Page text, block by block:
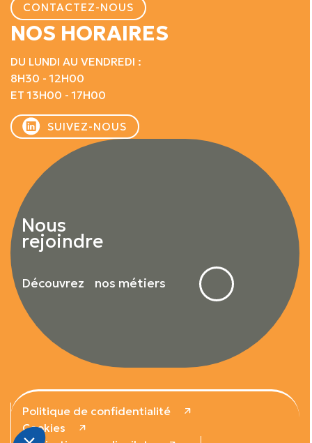
CONTACTEZ-NOUS
NOS HORAIRES
DU LUNDI AU VENDREDI :
8H30 - 12H00
ET 13H00 - 17H00
SUIVEZ-NOUS
Nous
rejoindre
Découvrez nos métiers
Politique de confidentialité
Cookies